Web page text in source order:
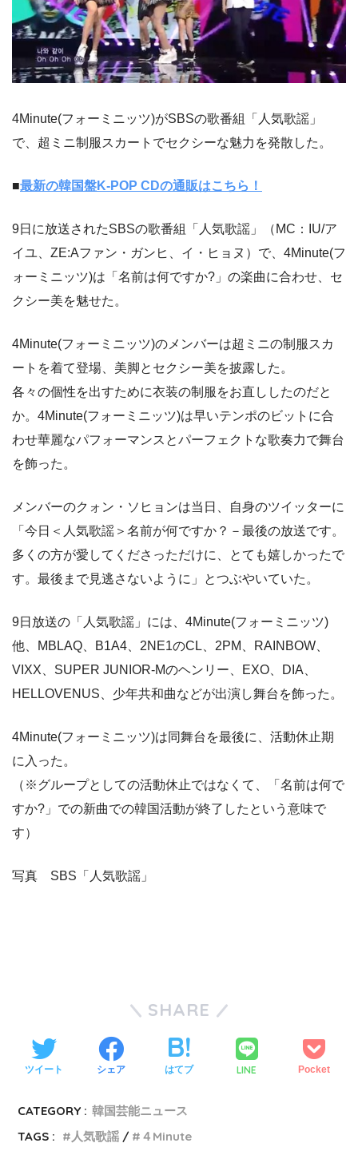
4Minute(フォーミニッツ)がSBSの歌番組「人気歌謡」
で、超ミニ制服スカートでセクシーな魅力を発散した。
■最新の韓国盤K-POP CDの通販はこちら！
9日に放送されたSBSの歌番組「人気歌謡」（MC：IU/ア
イユ、ZE:Aファン・ガンヒ、イ・ヒョヌ）で、4Minute(フ
ォーミニッツ)は「名前は何ですか?」の楽曲に合わせ、セ
クシー美を魅せた。
4Minute(フォーミニッツ)のメンバーは超ミニの制服スカ
ートを着て登場、美脚とセクシー美を披露した。
各々の個性を出すために衣装の制服をお直ししたのだと
か。4Minute(フォーミニッツ)は早いテンポのビットに合
わせ華麗なパフォーマンスとパーフェクトな歌奏力で舞台
を飾った。
メンバーのクォン・ソヒョンは当日、自身のツイッターに
「今日＜人気歌謡＞名前が何ですか？－最後の放送です。
多くの方が愛してくださっただけに、とても嬉しかったで
す。最後まで見逃さないように」とつぶやいていた。
9日放送の「人気歌謡」には、4Minute(フォーミニッツ)
他、MBLAQ、B1A4、2NE1のCL、2PM、RAINBOW、
VIXX、SUPER JUNIOR-Mのヘンリー、EXO、DIA、
HELLOVENUS、少年共和曲などが出演し舞台を飾った。
4Minute(フォーミニッツ)は同舞台を最後に、活動休止期
に入った。
（※グループとしての活動休止ではなくて、「名前は何で
すか?」での新曲での韓国活動が終了したという意味で
す）
写真 SBS「人気歌謡」
SHARE
ツイート シェア はてブ LINE Pocket
CATEGORY : 韓国芸能ニュース
TAGS :
人気歌謡 ４Minute